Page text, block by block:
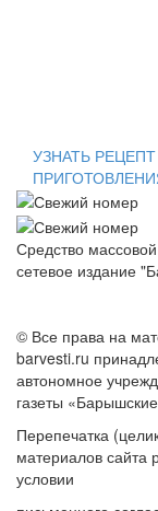
УЗНАТЬ РЕЦЕПТ
Средство
сетевое издание
© Все права на
barvesti.ru
автономное
газеты
Перепечатка
материалов сайта
условии